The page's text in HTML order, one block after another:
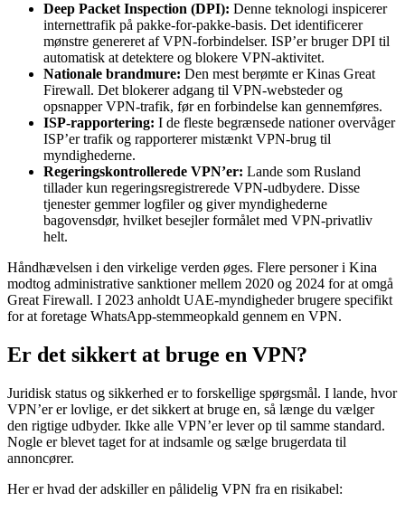
Deep Packet Inspection (DPI): Denne teknologi inspicerer
internettrafik på pakke-for-pakke-basis. Det identificerer
mønstre genereret af VPN-forbindelser. ISP’er bruger DPI til
automatisk at detektere og blokere VPN-aktivitet.
Nationale brandmure: Den mest berømte er Kinas Great
Firewall. Det blokerer adgang til VPN-websteder og
opsnapper VPN-trafik, før en forbindelse kan gennemføres.
ISP-rapportering: I de fleste begrænsede nationer overvåger
ISP’er trafik og rapporterer mistænkt VPN-brug til
myndighederne.
Regeringskontrollerede VPN’er: Lande som Rusland
tillader kun regeringsregistrerede VPN-udbydere. Disse
tjenester gemmer logfiler og giver myndighederne
bagovensdør, hvilket besejler formålet med VPN-privatliv
helt.
Håndhævelsen i den virkelige verden øges. Flere personer i Kina
modtog administrative sanktioner mellem 2020 og 2024 for at omgå
Great Firewall. I 2023 anholdt UAE-myndigheder brugere specifikt
for at foretage WhatsApp-stemmeopkald gennem en VPN.
Er det sikkert at bruge en VPN?
Juridisk status og sikkerhed er to forskellige spørgsmål. I lande, hvor
VPN’er er lovlige, er det sikkert at bruge en, så længe du vælger
den rigtige udbyder. Ikke alle VPN’er lever op til samme standard.
Nogle er blevet taget for at indsamle og sælge brugerdata til
annoncører.
Her er hvad der adskiller en pålidelig VPN fra en risikabel: